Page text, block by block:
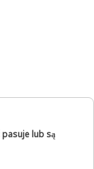
pasuje lub są